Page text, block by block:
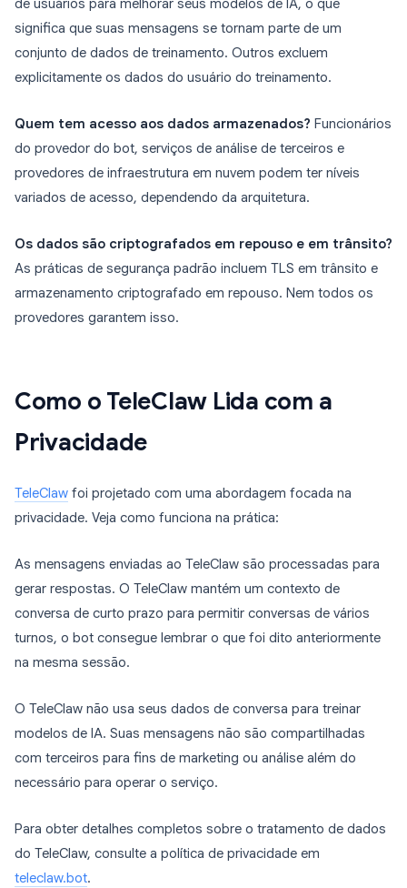
de usuários para melhorar seus modelos de IA, o que
significa que suas mensagens se tornam parte de um
conjunto de dados de treinamento. Outros excluem
explicitamente os dados do usuário do treinamento.
Quem tem acesso aos dados armazenados? Funcionários
do provedor do bot, serviços de análise de terceiros e
provedores de infraestrutura em nuvem podem ter níveis
variados de acesso, dependendo da arquitetura.
Os dados são criptografados em repouso e em trânsito?
As práticas de segurança padrão incluem TLS em trânsito e
armazenamento criptografado em repouso. Nem todos os
provedores garantem isso.
Como o TeleClaw Lida com a
Privacidade
TeleClaw foi projetado com uma abordagem focada na
privacidade. Veja como funciona na prática:
As mensagens enviadas ao TeleClaw são processadas para
gerar respostas. O TeleClaw mantém um contexto de
conversa de curto prazo para permitir conversas de vários
turnos, o bot consegue lembrar o que foi dito anteriormente
na mesma sessão.
O TeleClaw não usa seus dados de conversa para treinar
modelos de IA. Suas mensagens não são compartilhadas
com terceiros para fins de marketing ou análise além do
necessário para operar o serviço.
Para obter detalhes completos sobre o tratamento de dados
do TeleClaw, consulte a política de privacidade em
teleclaw.bot.